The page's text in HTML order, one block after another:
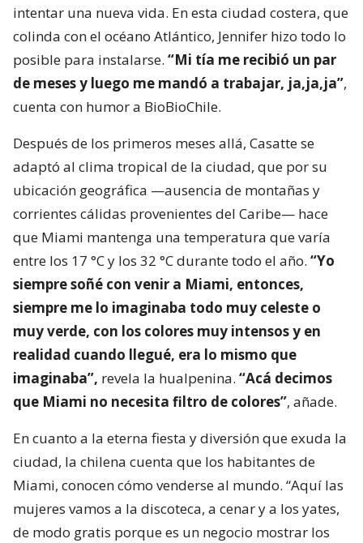
intentar una nueva vida. En esta ciudad costera, que
colinda con el océano Atlántico, Jennifer hizo todo lo
posible para instalarse. “Mi tía me recibió un par
de meses y luego me mandó a trabajar, ja,ja,ja”,
cuenta con humor a BioBioChile.
Después de los primeros meses allá, Casatte se
adaptó al clima tropical de la ciudad, que por su
ubicación geográfica —ausencia de montañas y
corrientes cálidas provenientes del Caribe— hace
que Miami mantenga una temperatura que varía
entre los 17 °C y los 32 °C durante todo el año. “Yo
siempre soñé con venir a Miami, entonces,
siempre me lo imaginaba todo muy celeste o
muy verde, con los colores muy intensos y en
realidad cuando llegué, era lo mismo que
imaginaba”, revela la hualpenina. “Acá decimos
que Miami no necesita filtro de colores”, añade.
En cuanto a la eterna fiesta y diversión que exuda la
ciudad, la chilena cuenta que los habitantes de
Miami, conocen cómo venderse al mundo. “Aquí las
mujeres vamos a la discoteca, a cenar y a los yates,
de modo gratis porque es un negocio mostrar los